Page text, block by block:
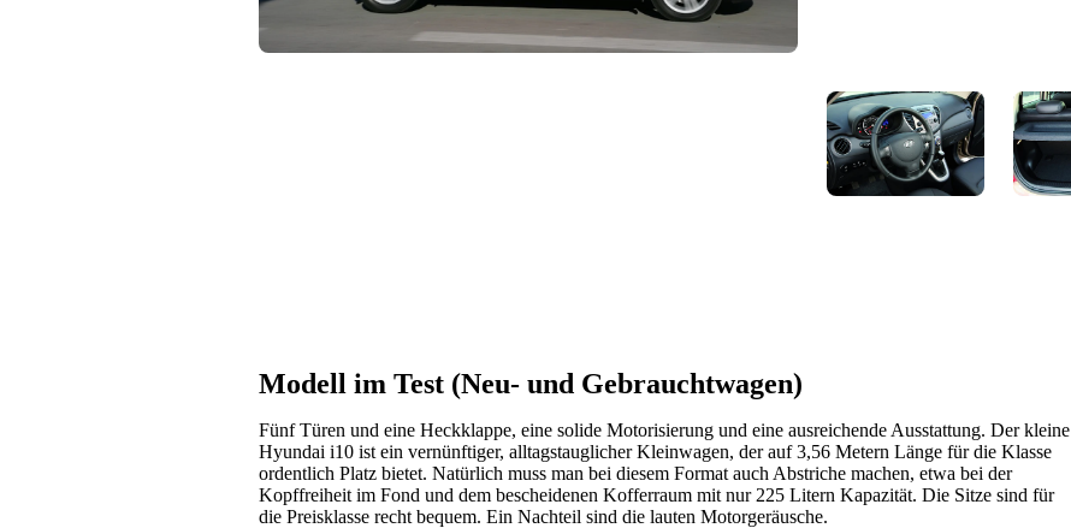
Modell im Test (Neu- und Gebrauchtwagen)
Fünf Türen und eine Heckklappe, eine solide Motorisierung und eine ausreichende Ausstattung. Der kleine
Hyundai i10 ist ein vernünftiger, alltagstauglicher Kleinwagen, der auf 3,56 Metern Länge für die Klasse
ordentlich Platz bietet. Natürlich muss man bei diesem Format auch Abstriche machen, etwa bei der
Kopffreiheit im Fond und dem bescheidenen Kofferraum mit nur 225 Litern Kapazität. Die Sitze sind für
die Preisklasse recht bequem. Ein Nachteil sind die lauten Motorgeräusche.